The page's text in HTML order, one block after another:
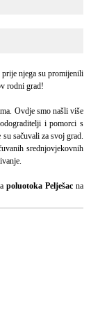
njega su promijenili
rodni grad!
Ovdje smo našli više
i pomorci s
sačuvali za svoj grad.
srednjovjekovnih
poluotoka Pelješac na